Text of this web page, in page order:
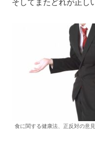
そしてまたどれが正し
食に関する健康法、正反対の意